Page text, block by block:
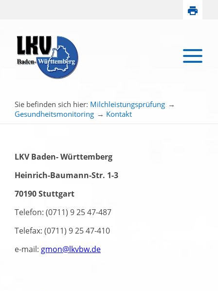
Sie befinden sich hier: Milchleistungsprüfung →
Gesundheitsmonitoring → Kontakt
LKV Baden- Württemberg
Heinrich-Baumann-Str. 1-3
70190 Stuttgart
Telefon: (0711) 9 25 47-487
Telefax: (0711) 9 25 47-410
e-mail: gmon@lkvbw.de